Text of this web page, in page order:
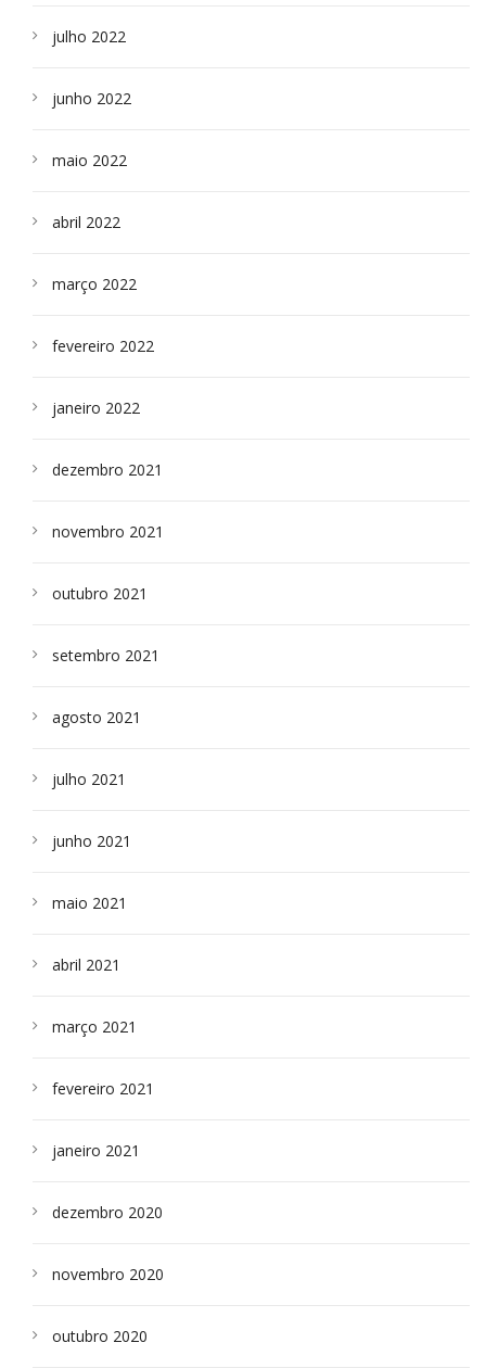
julho 2022
junho 2022
maio 2022
abril 2022
março 2022
fevereiro 2022
janeiro 2022
dezembro 2021
novembro 2021
outubro 2021
setembro 2021
agosto 2021
julho 2021
junho 2021
maio 2021
abril 2021
março 2021
fevereiro 2021
janeiro 2021
dezembro 2020
novembro 2020
outubro 2020